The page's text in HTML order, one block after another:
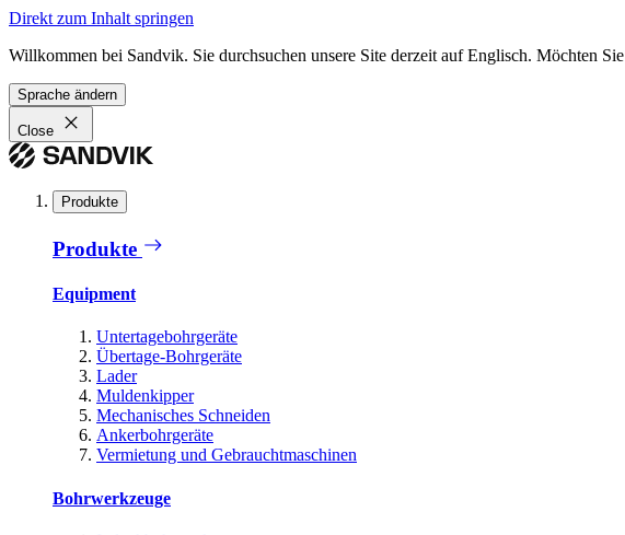
Direkt zum Inhalt springen
Willkommen bei Sandvik. Sie durchsuchen unsere Site derzeit auf Englisch. Möchten
Sprache ändern
Close
Produkte
Produkte
Equipment
Untertagebohrgeräte
Übertage-Bohrgeräte
Lader
Muldenkipper
Mechanisches Schneiden
Ankerbohrgeräte
Vermietung und Gebrauchtmaschinen
Bohrwerkzeuge